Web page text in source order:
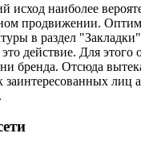
исход наиболее
продвижении.
в раздел
действие. Для этого
бренда. Отсюда
заинтересованных лиц